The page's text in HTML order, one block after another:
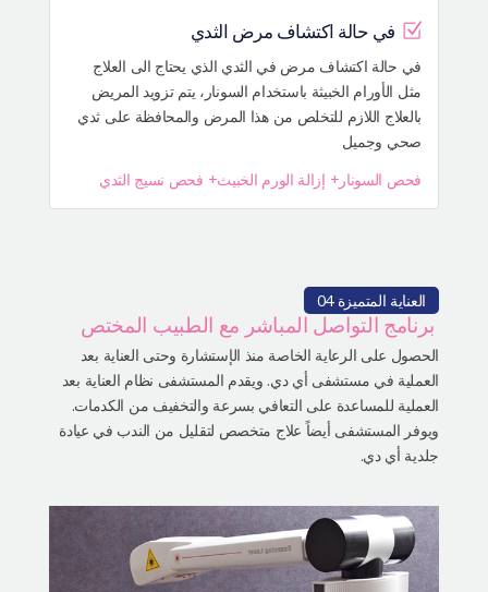
في حالة اكتشاف مرض الثدي
في حالة اكتشاف مرض في الثدي الذي يحتاج الى العلاج
مثل الأورام الخبيثة باستخدام السونار، يتم تزويد المريض
بالعلاج اللازم للتخلص من هذا المرض والمحافظة على ثدي
صحي وجميل
فحص السونار+ إزالة الورم الخبيث+ فحص نسيج الثدي
العناية المتميزة 04
برنامج التواصل المباشر مع الطبيب المختص
الحصول على الرعاية الخاصة منذ الإستشارة وحتى العناية بعد
العملية في مستشفى أي دي. ويقدم المستشفى نظام العناية بعد
العملية للمساعدة على التعافي بسرعة والتخفيف من الكدمات.
ويوفر المستشفى أيضاً علاج متخصص لتقليل من الندب في عيادة
جلدية أي دي.